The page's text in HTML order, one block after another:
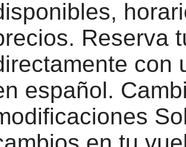
Reserva
con
español.